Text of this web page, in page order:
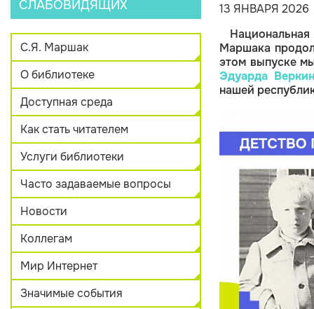
СЛАБОВИДЯЩИХ
С.Я. Маршак
О библиотеке
Доступная среда
Как стать читателем
Услуги библиотеки
Часто задаваемые вопросы
Новости
Коллегам
Мир Интернет
Значимые события
13 ЯНВАРЯ 2026
Маршака
этом выпуске
Эдуарда
нашей